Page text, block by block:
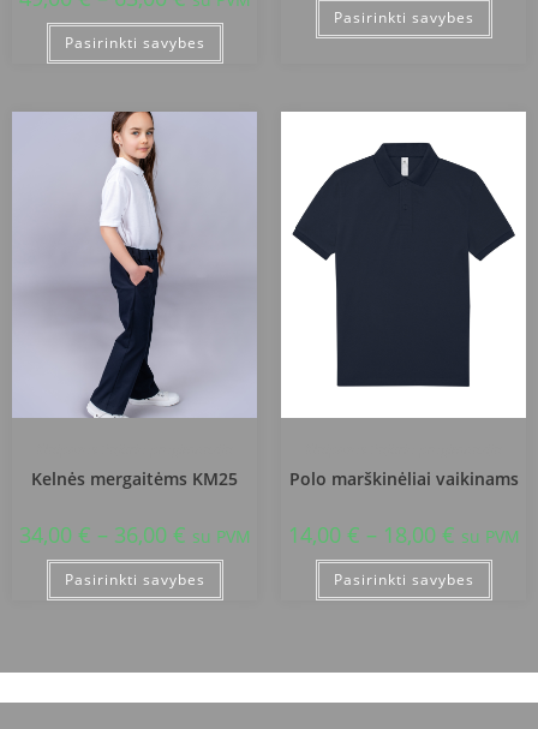
Pasirinkti savybes
Pasirinkti savybes
Kelnės mergaitėms KM25
34,00 € – 36,00 € su PVM
Pasirinkti savybes
Polo marškinėliai vaikinams
14,00 € – 18,00 € su PVM
Pasirinkti savybes